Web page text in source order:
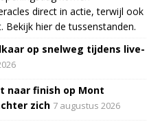
direct in actie, terwijl ook
Bekijk hier de tussenstanden.
op snelweg tijdens live-
naar finish op Mont
zich 7 augustus 2026